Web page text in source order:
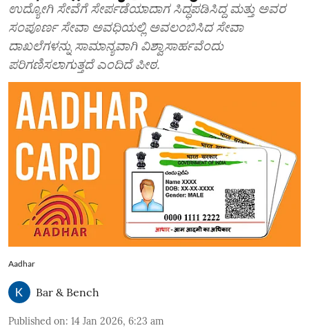
ಉದ್ಯೋಗಿ ಸೇವೆಗೆ ಸೇರ್ಪಡೆಯಾದಾಗ ಸಿದ್ಧಪಡಿಸಿದ್ದ ಮತ್ತು ಅವರ
ಸಂಪೂರ್ಣ ಸೇವಾ ಅವಧಿಯಲ್ಲಿ ಅವಲಂಬಿಸಿದ ಸೇವಾ
ದಾಖಲೆಗಳನ್ನು ಸಾಮಾನ್ಯವಾಗಿ ವಿಶ್ವಾಸಾರ್ಹವೆಂದು
ಪರಿಗಣಿಸಲಾಗುತ್ತದೆ ಎಂದಿದೆ ಪೀಠ.
Aadhar
Bar & Bench
Published on: 14 Jan 2026, 6:23 am